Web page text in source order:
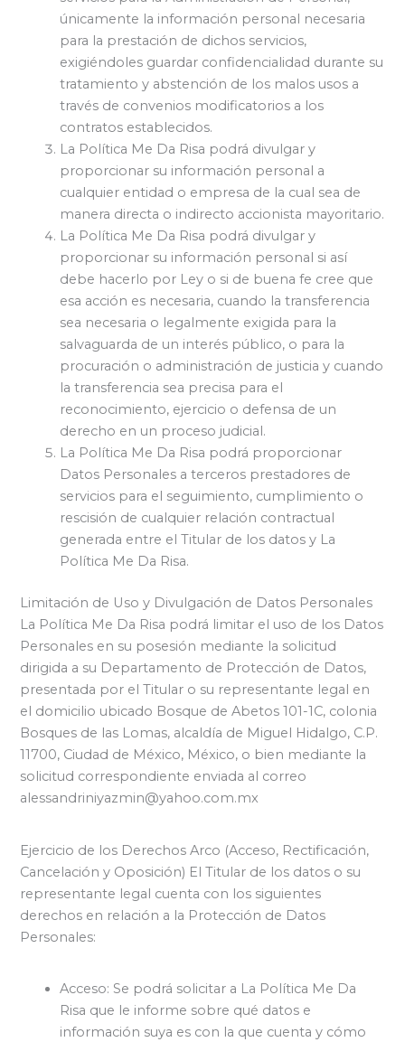
únicamente la información personal necesaria
para la prestación de dichos servicios,
exigiéndoles guardar confidencialidad durante su
tratamiento y abstención de los malos usos a
través de convenios modificatorios a los
contratos establecidos.
La Política Me Da Risa podrá divulgar y
proporcionar su información personal a
cualquier entidad o empresa de la cual sea de
manera directa o indirecto accionista mayoritario.
La Política Me Da Risa podrá divulgar y
proporcionar su información personal si así
debe hacerlo por Ley o si de buena fe cree que
esa acción es necesaria, cuando la transferencia
sea necesaria o legalmente exigida para la
salvaguarda de un interés público, o para la
procuración o administración de justicia y cuando
la transferencia sea precisa para el
reconocimiento, ejercicio o defensa de un
derecho en un proceso judicial.
La Política Me Da Risa podrá proporcionar
Datos Personales a terceros prestadores de
servicios para el seguimiento, cumplimiento o
rescisión de cualquier relación contractual
generada entre el Titular de los datos y La
Política Me Da Risa.
Limitación de Uso y Divulgación de Datos Personales
La Política Me Da Risa podrá limitar el uso de los Datos
Personales en su posesión mediante la solicitud
dirigida a su Departamento de Protección de Datos,
presentada por el Titular o su representante legal en
el domicilio ubicado Bosque de Abetos 101-1C, colonia
Bosques de las Lomas, alcaldía de Miguel Hidalgo, C.P.
11700, Ciudad de México, México, o bien mediante la
solicitud correspondiente enviada al correo
alessandriniyazmin@yahoo.com.mx
Ejercicio de los Derechos Arco (Acceso, Rectificación,
Cancelación y Oposición) El Titular de los datos o su
representante legal cuenta con los siguientes
derechos en relación a la Protección de Datos
Personales:
Acceso: Se podrá solicitar a La Política Me Da
Risa que le informe sobre qué datos e
información suya es con la que cuenta y cómo